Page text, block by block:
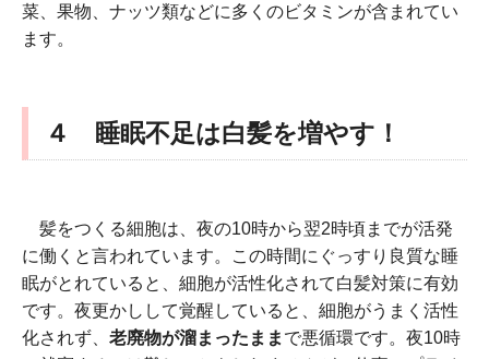
菜、果物、ナッツ類などに多くのビタミンが含まれてい
ます。
４ 睡眠不足は白髪を増やす！
髪をつくる細胞は、夜の10時から翌2時頃までが活発
に働くと言われています。この時間にぐっすり良質な睡
眠がとれていると、細胞が活性化されて白髪対策に有効
です。夜更かしして覚醒していると、細胞がうまく活性
化されず、 老廃物が溜まったまま で悪循環です。夜10時